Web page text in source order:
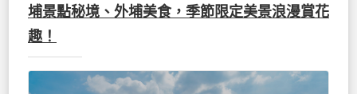
埔景點秘境、外埔美食，季節限定美景浪漫賞花
趣！